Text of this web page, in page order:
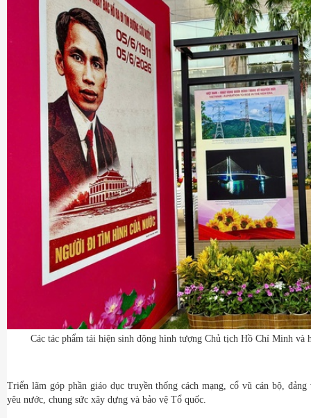
Các tác phẩm tái hiện sinh động hình tượng Chủ tịch Hồ Chí Minh và
Triển lãm góp phần giáo dục truyền thống cách mạng, cổ vũ cán bộ,
yêu nước, chung sức xây dựng và bảo vệ Tổ quốc.